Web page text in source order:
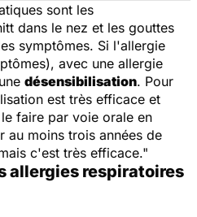
sont les
dans le nez et les gouttes
symptômes. Si l'allergie
avec une allergie
désensibilisation. Pour
est très efficace et
faire par voie orale en
au moins trois années de
c'est très efficace."
allergies respiratoires